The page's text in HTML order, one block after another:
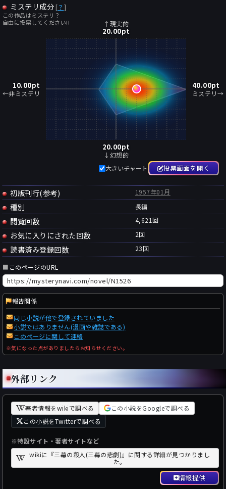
ミステリ成分 [？ ]
この作品はミステリ？
自由に投票してください!!
↑現実的
20.00pt
10.00pt
←非ミステリ
40.00pt
ミステリ→
20.00pt
↓幻想的
大きいチャート
投票画面を開く
初版刊行(参考) 1957年01月
種別 長編
閲覧回数 4,621回
お気に入りにされた回数 2回
読書済み登録回数 23回
■ このページのURL
報告関係
同じ小説が他で登録されていました
小説ではありません(漫画や雑誌である)
このページに関して連絡
※気になった点がありましたらお知らせください。
外部リンク
著者情報をwikiで調べる
この小説をGoogleで調べる
この小説をTwitterで調べる
※特設サイト・著者サイトなど
wikiに『三幕の殺人(三幕の悲劇)』に関する詳細が見つかりまし
た。
情報提供